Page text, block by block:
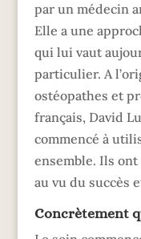
par un médecin
Elle a une
qui lui vaut
particulier. A
ostéopathes et
français, David
commencé à
ensemble. Ils
au vu du succès
Concrètement